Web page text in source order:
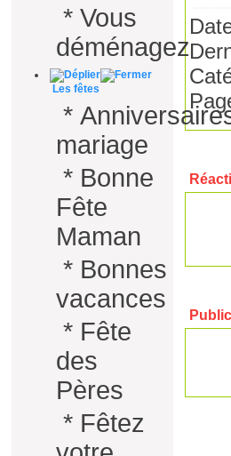
* Vous
déménagez
Les fêtes
*
mariage
* Bonne
Fête
Maman
* Bonnes
vacances
* Fête
des
Pères
* Fêtez